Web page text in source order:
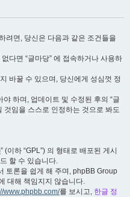
려면, 당신은 다음과 같은 조건들을
다면 “글마당” 에 접속하거나 사용하
바꿀 수 있으며, 당신에게 성심껏 정
하며, 업데이트 및 수정된 후의 “글
것임을 스스로 인정하는 것으로 봐도
” (이하 “GPL”) 의 형태로 배포된 게시
할 수 있습니다.
토론을 쉽게 해 주며, phpBB Group
대해 책임지지 않습니다.
www.phpbb.com/를 보시고, 한글 정